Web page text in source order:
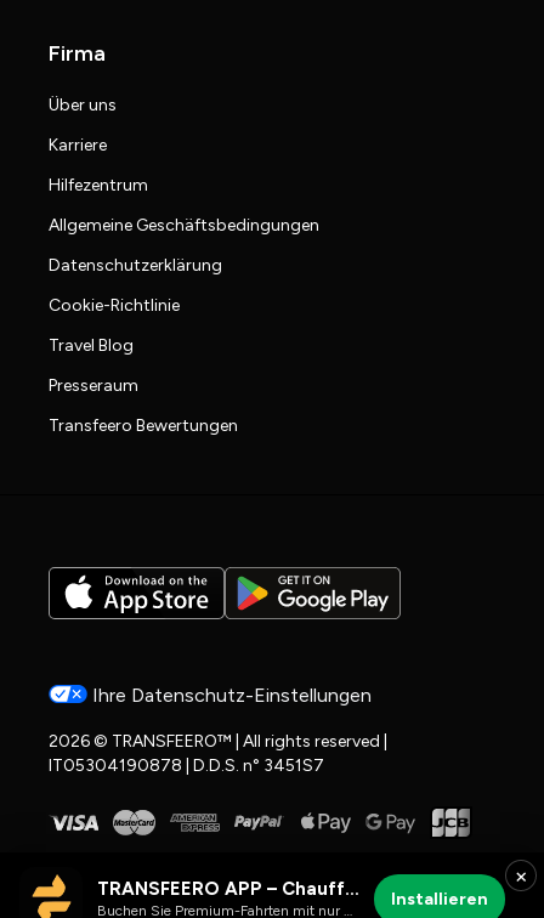
Firma
Über uns
Karriere
Hilfezentrum
Allgemeine Geschäftsbedingungen
Datenschutzerklärung
Cookie-Richtlinie
Travel Blog
Presseraum
Transfeero Bewertungen
Ihre Datenschutz-Einstellungen
2026 © TRANSFEERO™ | All rights reserved |
IT05304190878 | D.D.S. n° 3451S7
×
TRANSFEERO APP – Chauffeur- & Flughafenfahrten
Buchen Sie Premium-Fahrten mit nur wenigen Klicks
Installieren